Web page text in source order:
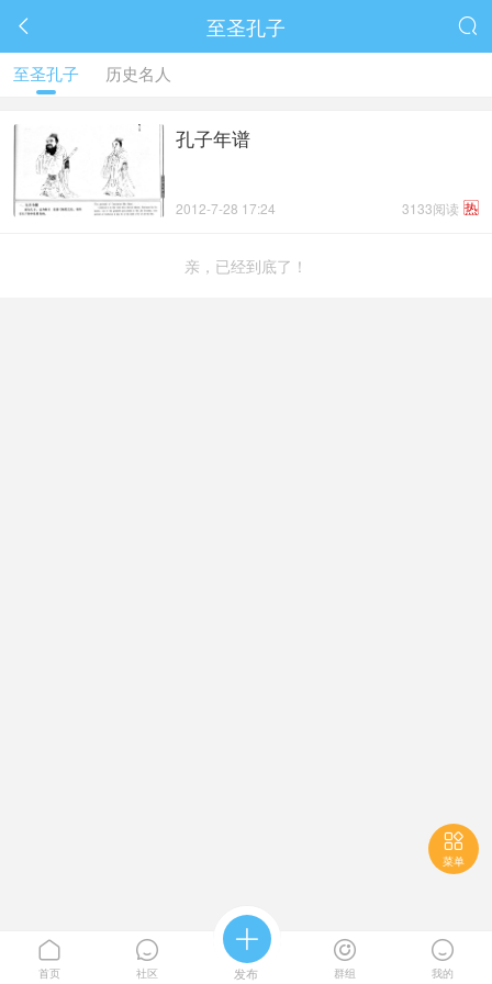
 至圣孔子 
至圣孔子 历史名人
孔子年谱
热
3133阅读
2012-7-28 17:24
亲，已经到底了！

菜单

首页

社区

发布

群组

我的